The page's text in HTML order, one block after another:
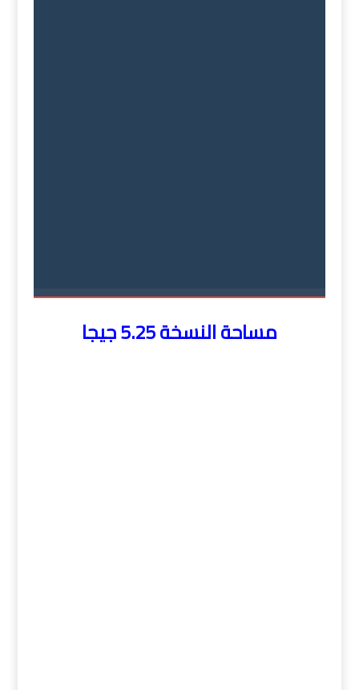
مساحة النسخة 5.25 جيجا